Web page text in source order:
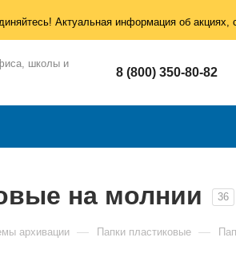
Актуальная информация об акциях,
школы и
8 (800) 350-80-82
на молнии 36
архивации — Папки пластиковые —